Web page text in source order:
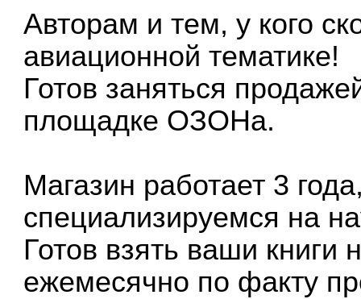
Авторам и тем, у кого
авиационной тематике!
Готов заняться
площадке ОЗОНа.
Магазин работает 3
специализируемся на
Готов взять ваши
ежемесячно по факту